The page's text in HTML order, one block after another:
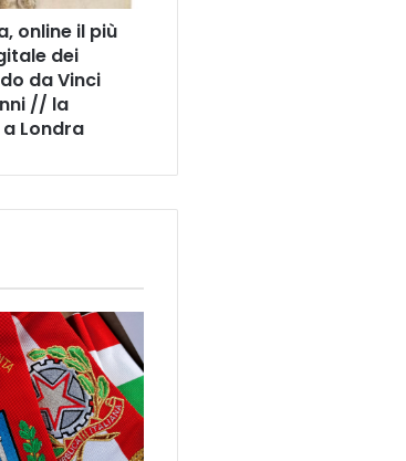
online il più
dei
da Vinci
// la
Londra